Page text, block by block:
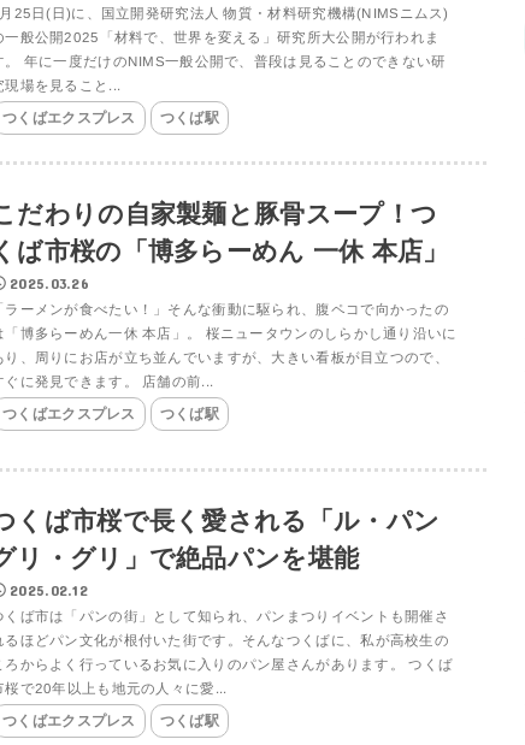
25日(日)に、国立開発研究法人 物質・材料研究機構(NIMSニムス)
一般公開2025「材料で、世界を変える」研究所大公開が行われま
。 年に一度だけのNIMS一般公開で、普段は見ることのできない研
現場を見ること...
つくばエクスプレス つくば駅
だわりの自家製麺と豚骨スープ！つ
ば市桜の「博多らーめん 一休 本店」
2025.03.26
ラーメンが食べたい！」そんな衝動に駆られ、腹ペコで向かったの
「博多らーめん一休 本店」。 桜ニュータウンのしらかし通り沿いに
り、周りにお店が立ち並んでいますが、大きい看板が目立つので、
ぐに発見できます。 店舗の前...
つくばエクスプレス つくば駅
くば市桜で長く愛される「ル・パン
リ・グリ」で絶品パンを堪能
2025.02.12
くば市は「パンの街」として知られ、パンまつりイベントも開催さ
るほどパン文化が根付いた街です。そんなつくばに、私が高校生の
ろからよく行っているお気に入りのパン屋さんがあります。 つくば
桜で20年以上も地元の人々に愛...
つくばエクスプレス つくば駅